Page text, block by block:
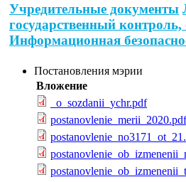
Учредительные документы
государственный
Информационная
Постановления мэрии
Вложение
_o_sozdanii_ychr.pdf
postanovlenie_merii_2020.pdf